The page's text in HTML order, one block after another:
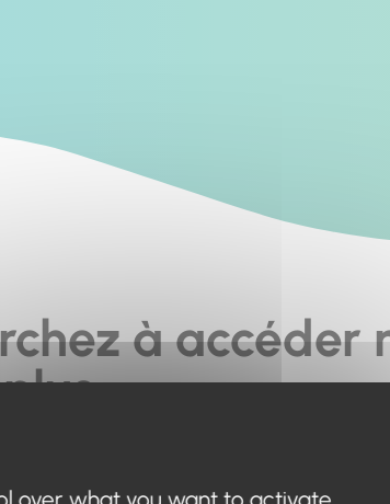
à accéder
ou à utiliser le menu pour trouver le contenu
over what you want to activate